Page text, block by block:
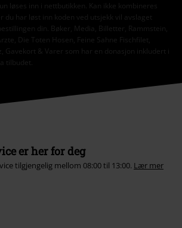
løses inn i nettbutikken. Kan ikke kombineres
du har løst inn koden ved utsjekk vil avslaget
din. Bøker, Media, Billetter, Rammstein,
Die Toten Hosen, Feine Sahne Fischfilet,
Gavekort & Varer som har en donasjon inkludert i
tilbudet.
er her for deg
tilgjengelig mellom 08:00 til 13:00. Lær mer